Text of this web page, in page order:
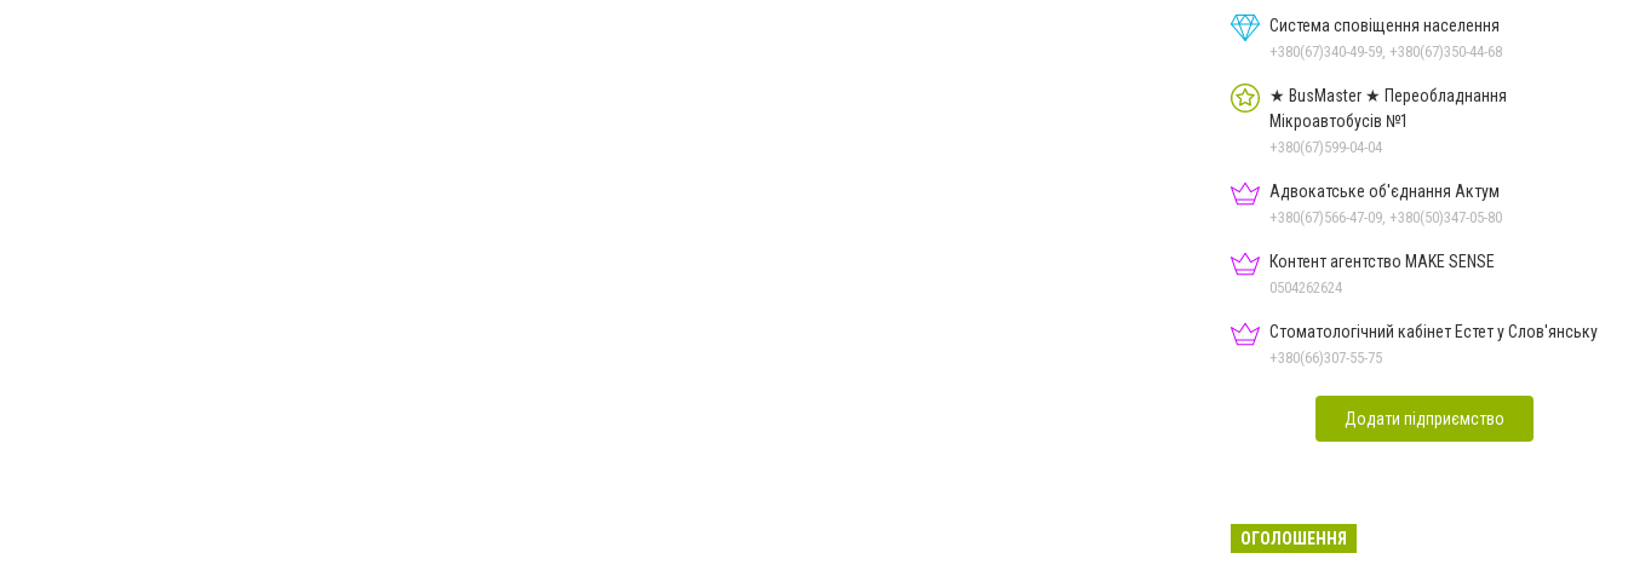
Система сповіщення населення
+380(67)340-49-59, +380(67)350-44-68
★ BusMaster ★ Переобладнання
Мікроавтобусів №1
+380(67)599-04-04
Адвокатське об'єднання Актум
+380(67)566-47-09, +380(50)347-05-80
Контент агентство MAKE SENSE
0504262624
Стоматологічний кабінет Естет у Слов'янську
+380(66)307-55-75
Додати підприємство
ОГОЛОШЕННЯ